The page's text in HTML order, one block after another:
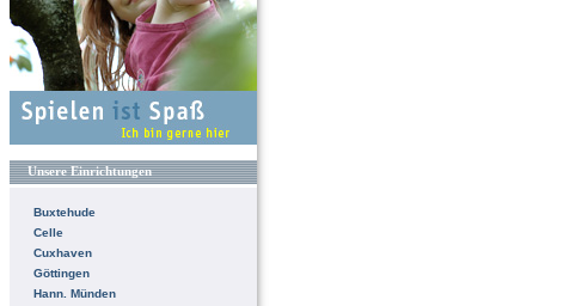
Unsere Einrichtungen
Buxtehude
Celle
Cuxhaven
Göttingen
Hann. Münden